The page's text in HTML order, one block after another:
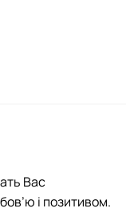
Вас
і позитивом.